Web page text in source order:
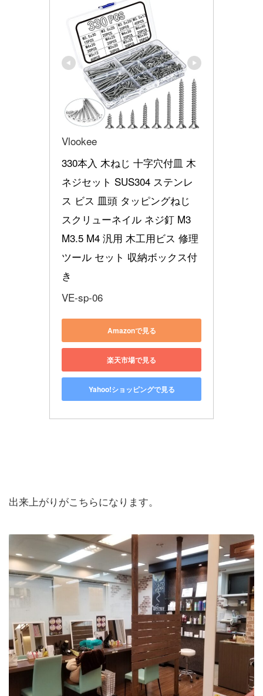
Vlookee
330本入 木ねじ 十字穴付皿 木
ネジセット SUS304 ステンレ
ス ビス 皿頭 タッピングねじ
スクリューネイル ネジ釘 M3
M3.5 M4 汎用 木工用ビス 修理
ツール セット 収納ボックス付
き
VE-sp-06
Amazonで見る
楽天市場で見る
Yahoo!ショッピングで見る
出来上がりがこちらになります。